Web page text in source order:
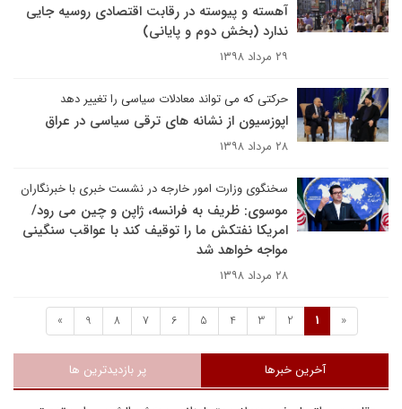
آهسته و پیوسته در رقابت اقتصادی روسیه جایی
ندارد (بخش دوم و پایانی)
۲۹ مرداد ۱۳۹۸
حرکتی که می تواند معادلات سیاسی را تغییر دهد
اپوزسیون از نشانه های ترقی سیاسی در عراق
۲۸ مرداد ۱۳۹۸
سخنگوی وزارت امور خارجه در نشست خبری با خبرنگاران
موسوی: ظریف به فرانسه، ژاپن و چین می رود/
امریکا نفتکش ما را توقیف کند با عواقب سنگینی
مواجه خواهد شد
۲۸ مرداد ۱۳۹۸
«
1
2
3
4
5
6
7
8
9
»
آخرین خبرها پر بازدیدترین ها